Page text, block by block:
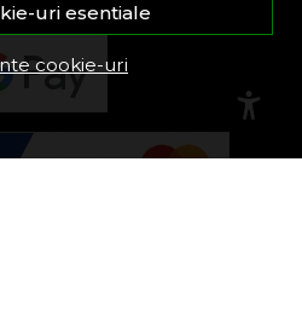
uri esentiale
cookie-uri